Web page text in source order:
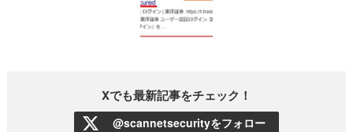
Xでも最新記事をチェック！
@scannetsecurityをフォロー